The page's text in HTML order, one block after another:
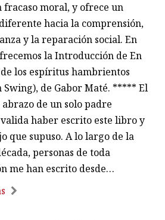
fracaso moral, y ofrece un
hacia la comprensión,
y la reparación social. En
la Introducción de En
los espíritus hambrientos
Swing), de Gabor Maté. ***** El
de un solo padre
haber escrito este libro y
que supuso. A lo largo de la
personas de toda
me han escrito desde…